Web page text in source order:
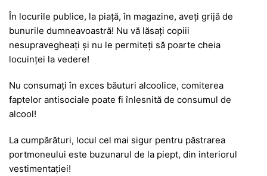
În locurile publice, la piaţă, în magazine, aveţi grijă de
bunurile dumneavoastră! Nu vă lăsaţi copiii
nesupravegheaţi şi nu le permiteţi să poarte cheia
locuinţei la vedere!
Nu consumaţi în exces băuturi alcoolice, comiterea
faptelor antisociale poate fi înlesnită de consumul de
alcool!
La cumpărături, locul cel mai sigur pentru păstrarea
portmoneului este buzunarul de la piept, din interiorul
vestimentaţiei!